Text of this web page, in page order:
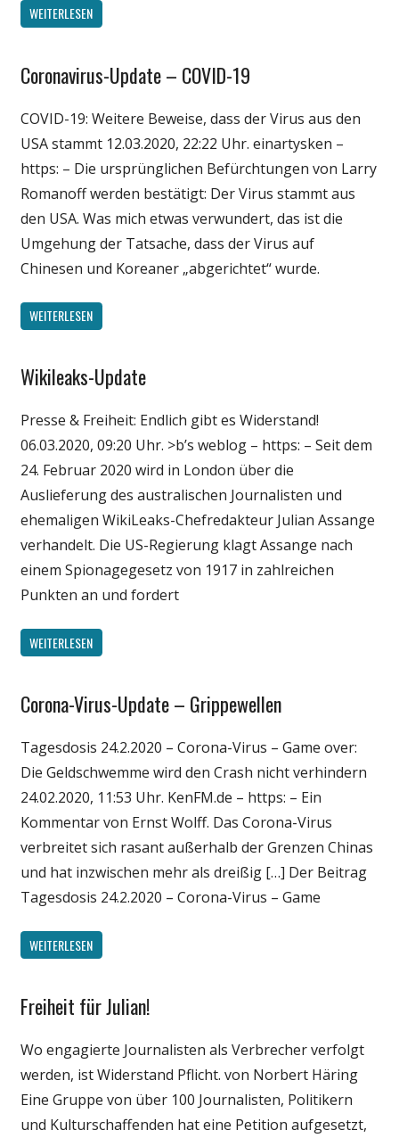
WEITERLESEN
Gesellschaft
Politik
Wissenschaft
Coronavirus-Update – COVID-19
COVID-19: Weitere Beweise, dass der Virus aus den
USA stammt 12.03.2020, 22:22 Uhr. einartysken –
https: – Die ursprünglichen Befürchtungen von Larry
Romanoff werden bestätigt: Der Virus stammt aus
den USA. Was mich etwas verwundert, das ist die
Umgehung der Tatsache, dass der Virus auf
Chinesen und Koreaner „abgerichtet“ wurde.
WEITERLESEN
Gesellschaft
Politik
Wissenschaft
Wikileaks-Update
Presse & Freiheit: Endlich gibt es Widerstand!
06.03.2020, 09:20 Uhr. >b’s weblog – https: – Seit dem
24. Februar 2020 wird in London über die
Auslieferung des australischen Journalisten und
ehemaligen WikiLeaks-Chefredakteur Julian Assange
verhandelt. Die US-Regierung klagt Assange nach
einem Spionagegesetz von 1917 in zahlreichen
Punkten an und fordert
WEITERLESEN
Gesellschaft
Politik
Wissenschaft
Corona-Virus-Update – Grippewellen
Tagesdosis 24.2.2020 – Corona-Virus – Game over:
Die Geldschwemme wird den Crash nicht verhindern
24.02.2020, 11:53 Uhr. KenFM.de – https: – Ein
Kommentar von Ernst Wolff. Das Corona-Virus
verbreitet sich rasant außerhalb der Grenzen Chinas
und hat inzwischen mehr als dreißig […] Der Beitrag
Tagesdosis 24.2.2020 – Corona-Virus – Game
WEITERLESEN
Gesellschaft
Politik
Wissenschaft
Freiheit für Julian!
Wo engagierte Journalisten als Verbrecher verfolgt
werden, ist Widerstand Pflicht. von Norbert Häring
Eine Gruppe von über 100 Journalisten, Politikern
und Kulturschaffenden hat eine Petition aufgesetzt,